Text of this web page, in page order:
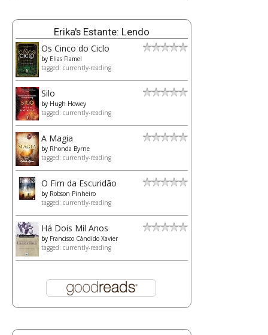
Erika's Estante: Lendo
Os Cinco do Ciclo
by Elias Flamel
tagged: currently-reading
Silo
by Hugh Howey
tagged: currently-reading
A Magia
by Rhonda Byrne
tagged: currently-reading
O Fim da Escuridão
by Robson Pinheiro
tagged: currently-reading
Há Dois Mil Anos
by Francisco Cândido Xavier
tagged: currently-reading